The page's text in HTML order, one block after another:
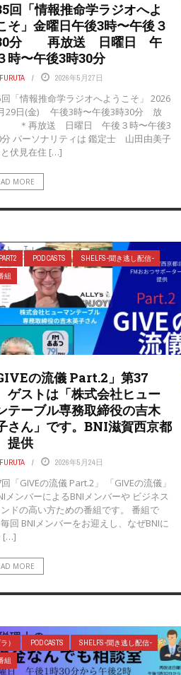
回「情報推命学ラジオへよ
そ」金曜日午後3時〜午後３
分 再放送 日曜日 午
時〜午後3時30分
2026年5月27日
「情報推命学ラジオへようこそ」 2026
29日(金) 午後3時〜午後3時30分 放
再放送 日曜日 午後３時〜午後3
パーソナリティは 鑑定士 山田由美子
伏見在住 […]
MORE
POD CASTS
SHELFS-聞き逃し配信-
組
の流儀 Part.2」第37
ストは「株式会社ヒュー
テーブル専務取締役の吉木
さん」です。BNI滋賀西京都
供
2026年5月24日
「GIVEの流儀 Part.2」 「GIVEの流儀」
メンバーによるBNIメンバーや ビジネス
ドの高い方ための番組です。 番組で
回 BNIメンバーをお迎えし、なぜBNIに
[…]
MORE
） POD CASTS
SHELFS-聞き逃し配信-
組